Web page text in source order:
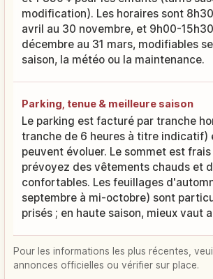
modification). Les horaires sont
avril au 30 novembre, et 9h00-
décembre au 31 mars, modifiables
saison, la météo ou la maintenance.
Parking, tenue & meilleure saison
Le parking est facturé par tranche
tranche de 6 heures à titre indicatif)
peuvent évoluer. Le sommet est
prévoyez des vêtements chauds et
confortables. Les feuillages
septembre à mi-octobre) sont
prisés ; en haute saison, mieux vaut
Pour les informations les plus récentes,
annonces officielles ou vérifier sur place.